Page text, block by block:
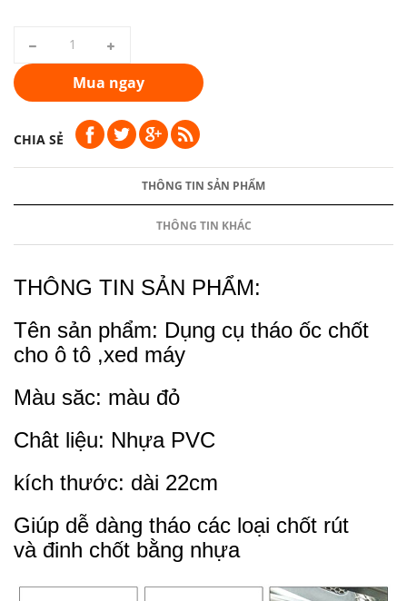
Mua ngay
CHIA SẺ
THÔNG TIN SẢN PHẨM
THÔNG TIN KHÁC
THÔNG TIN SẢN PHẨM:
Tên sản phẩm: Dụng cụ tháo ốc chốt
cho ô tô ,xed máy
Màu săc: màu đỏ
Chât liệu: Nhựa PVC
kích thước: dài 22cm
Giúp dễ dàng tháo các loại chốt rút
và đinh chốt bằng nhựa